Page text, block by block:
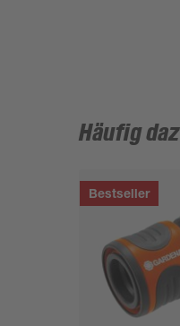
Häufig
Bestseller